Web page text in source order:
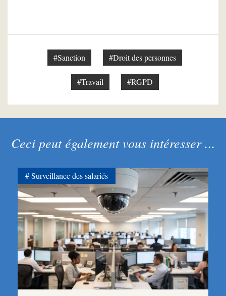
#Sanction #Droit des personnes
#Travail #RGPD
Ceci peut également vous intéresser ...
Surveillance des salariés